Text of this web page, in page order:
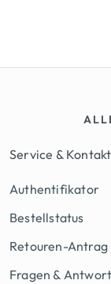
Service & Kontakt
Authentifikator
Bestellstatus
Retouren-Antrag
Fragen &